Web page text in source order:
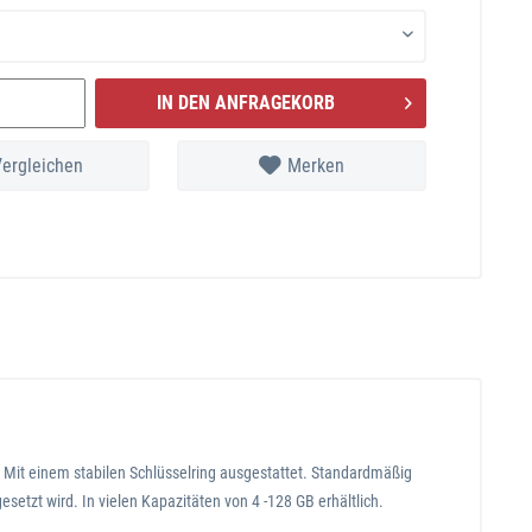
IN DEN ANFRAGEKORB
Merken
einem stabilen Schlüsselring ausgestattet. Standardmäßig
wird. In vielen Kapazitäten von 4 -128 GB erhältlich.